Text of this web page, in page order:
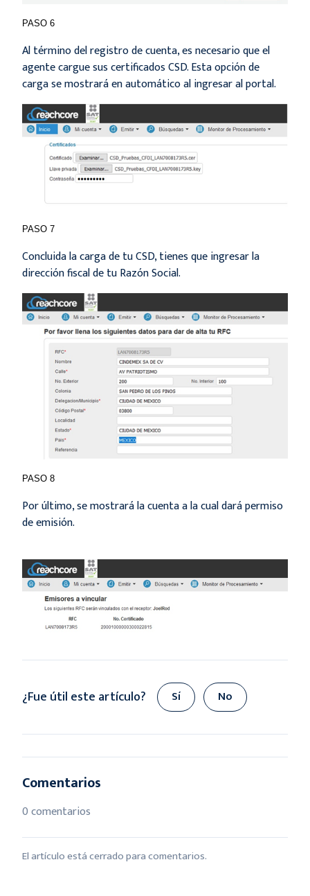
PASO 6
Al término del registro de cuenta, es necesario que el
agente cargue sus certificados CSD. Esta opción de
carga se mostrará en automático al ingresar al portal.
PASO 7
Concluida la carga de tu CSD, tienes que ingresar la
dirección fiscal de tu Razón Social.
PASO 8
Por último, se mostrará la cuenta a la cual dará permiso
de emisión.
¿Fue útil este artículo? Sí No
Comentarios
0 comentarios
El artículo está cerrado para comentarios.